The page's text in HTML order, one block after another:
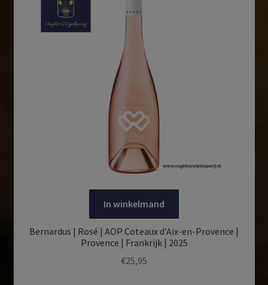
In winkelmand
Bernardus | Rosé | AOP Coteaux d’Aix-en-Provence |
Provence | Frankrijk | 2025
€25,95